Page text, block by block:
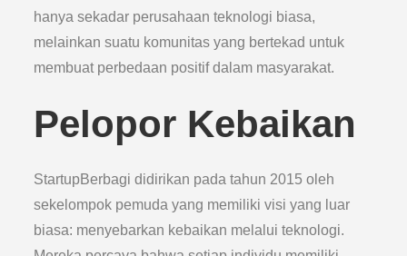
hanya sekadar perusahaan teknologi biasa,
melainkan suatu komunitas yang bertekad untuk
membuat perbedaan positif dalam masyarakat.
Pelopor Kebaikan
StartupBerbagi didirikan pada tahun 2015 oleh
sekelompok pemuda yang memiliki visi yang luar
biasa: menyebarkan kebaikan melalui teknologi.